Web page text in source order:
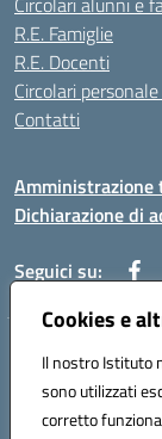
Cookies e
Il nostro Istituto
sono utilizzati
corretto
R.E. Famiglie
R.E. Docenti
Circolari
Contatti
Amministrazione
Dichiarazione di
Seguici su:
VIALE ITALIA , 13
Codice univoco
Mail: